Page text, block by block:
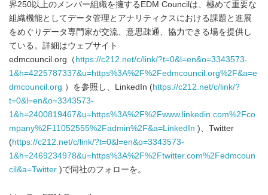
界250以上のメンバー組織を擁するEDM Councilは、極めて重要な
組織機能としてデータ管理とアナリティクスにおける課題と進展
をめぐりデータ専門家が交流、意思疎通、協力できる場を提供し
ている。詳細はウェブサイト
edmcouncil.org（ https://c212.net/c/link/?t=0&l=en&o=3343573-
1&h=4225787337&u=https%3A%2F%2Fedmcouncil.org%2F&a=e
dmcouncil.org ）を参照し、LinkedIn (https://c212.net/c/link/?
t=0&l=en&o=3343573-
1&h=2400819467&u=https%3A%2F%2Fwww.linkedin.com%2Fco
mpany%2F11052555%2Fadmin%2F&a=LinkedIn )、Twitter
(https://c212.net/c/link/?t=0&l=en&o=3343573-
1&h=2469234978&u=https%3A%2F%2Ftwitter.com%2Fedmcoun
cil&a=Twitter )で同社のフォローを。